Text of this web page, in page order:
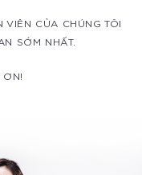
CỦA CHÚNG TÔI
SỚM NHẤT.
ƠN!